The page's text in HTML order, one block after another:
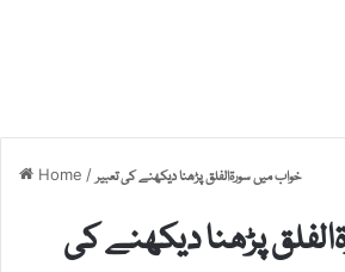
Home /خواب میں سورۃالفلق پڑھنا دیکھنے کی تعبیر
پڑھنا دیکھنے کی